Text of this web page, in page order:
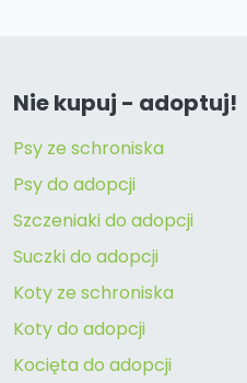
Nie kupuj - adoptuj!
Psy ze schroniska
Psy do adopcji
Szczeniaki do adopcji
Suczki do adopcji
Koty ze schroniska
Koty do adopcji
Kocięta do adopcji